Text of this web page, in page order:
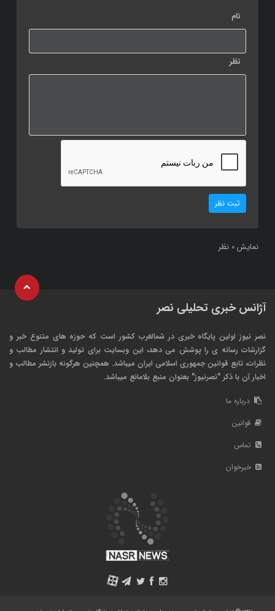
نام
نظر
ثبت نظر
نمایش 0 نظر
آژانس خبری تحلیلی نصر
نصر نیوز اولین پایگاه خبری در شمالغرب کشور است که حوزه های متنوع خبر و
گزارشات رسانه ی را پوشش می دهد، این وبسایت برای تولید و انتشار مطالب و
نظرات، تابع قوانین جمهوری اسلامی ایران میباشد. همچنین هرگونه بازنشر مطالب و
اخبار آن با ذکر "نصرنیوز" بعنوان منبع بلامانع میباشد.
درباره ما
قوانین
تماس
خبرخوان
A